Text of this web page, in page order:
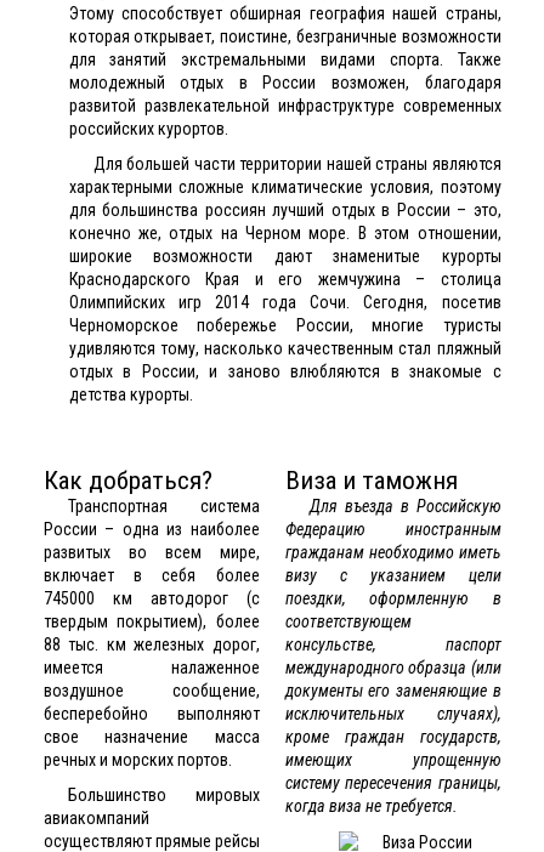
Этому способствует обширная география нашей страны,
которая открывает, поистине, безграничные возможности
для занятий экстремальными видами спорта. Также
молодежный отдых в России возможен, благодаря
развитой развлекательной инфраструктуре современных
российских курортов.
Для большей части территории нашей страны являются
характерными сложные климатические условия, поэтому
для большинства россиян лучший отдых в России – это,
конечно же, отдых на Черном море. В этом отношении,
широкие возможности дают знаменитые курорты
Краснодарского Края и его жемчужина – столица
Олимпийских игр 2014 года Сочи. Сегодня, посетив
Черноморское побережье России, многие туристы
удивляются тому, насколько качественным стал пляжный
отдых в России, и заново влюбляются в знакомые с
детства курорты.
Как добраться?
Транспортная система
России – одна из наиболее
развитых во всем мире,
включает в себя более
745000 км автодорог (с
твердым покрытием), более
88 тыс. км железных дорог,
имеется налаженное
воздушное сообщение,
бесперебойно выполняют
свое назначение масса
речных и морских портов.
Большинство мировых
авиакомпаний
осуществляют прямые рейсы
Виза и таможня
Для въезда в Российскую
Федерацию иностранным
гражданам необходимо иметь
визу с указанием цели
поездки, оформленную в
соответствующем
консульстве, паспорт
международного образца (или
документы его заменяющие в
исключительных случаях),
кроме граждан государств,
имеющих упрощенную
систему пересечения границы,
когда виза не требуется.